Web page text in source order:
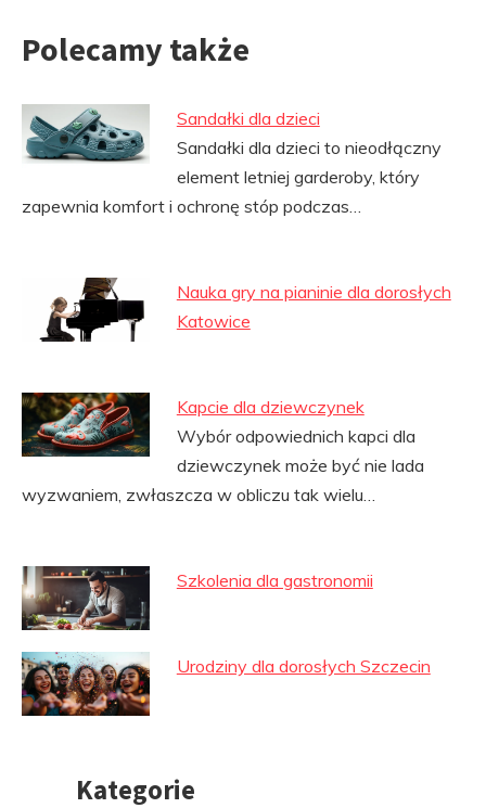
Polecamy także
Sandałki dla dzieci
Sandałki dla dzieci to nieodłączny
element letniej garderoby, który
zapewnia komfort i ochronę stóp podczas…
Nauka gry na pianinie dla dorosłych
Katowice
Kapcie dla dziewczynek
Wybór odpowiednich kapci dla
dziewczynek może być nie lada
wyzwaniem, zwłaszcza w obliczu tak wielu…
Szkolenia dla gastronomii
Urodziny dla dorosłych Szczecin
PrzejdźKategorie